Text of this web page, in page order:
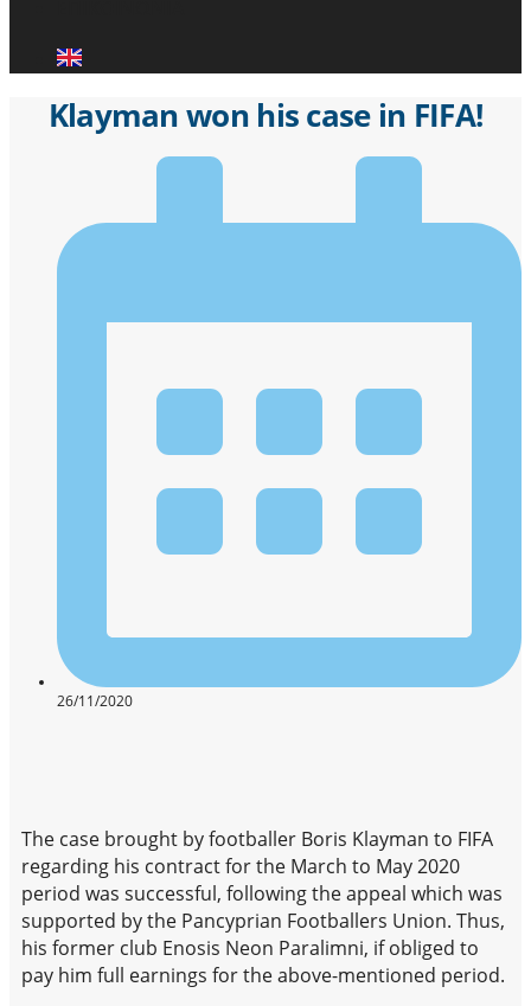
Klayman won his case in FIFA!
26/11/2020
The case brought by footballer Boris Klayman to FIFA
regarding his contract for the March to May 2020
period was successful, following the appeal which was
supported by the Pancyprian Footballers Union. Thus,
his former club Enosis Neon Paralimni, if obliged to
pay him full earnings for the above-mentioned period.